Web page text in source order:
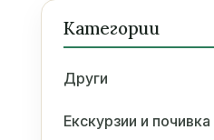
Категории
Други
Екскурзии и почивка